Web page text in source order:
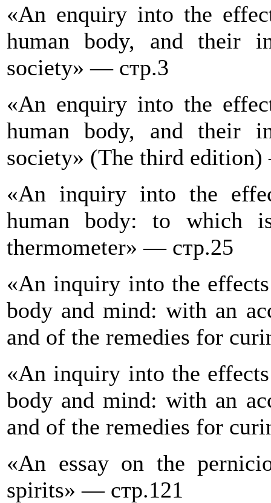
«An enquiry into the
human body, and their
society» — стр.3
«An enquiry into the
human body, and their
society» (The third
«An inquiry into the
human body: to which
thermometer» — стр.25
«An inquiry into the
body and mind: with an
and of the remedies for
«An inquiry into the
body and mind: with an
and of the remedies for
«An essay on the
spirits» — стр.121